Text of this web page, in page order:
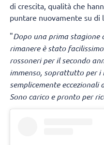
di crescita, qualità che
puntare nuovamente su di
"Dopo una prima stagione
rimanere è stato
rossoneri per il secondo
immenso, soprattutto per
semplicemente
Sono carico e pronto per